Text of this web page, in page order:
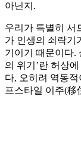
아닌지.
우리가 특별히 서
가 인생의 쇠락기
기이기 때문이다.
의 위기’란 허상
다, 오히려 역동
프스타일 이주(移